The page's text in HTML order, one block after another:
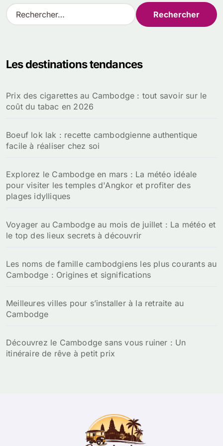
R
e
r
e
r
Les destinations tendances
Prix des cigarettes au Cambodge : tout savoir sur le
coût du tabac en 2026
Boeuf lok lak : recette cambodgienne authentique
facile à réaliser chez soi
Explorez le Cambodge en mars : La météo idéale
pour visiter les temples d'Angkor et profiter des
plages idylliques
Voyager au Cambodge au mois de juillet : La météo et
le top des lieux secrets à découvrir
Les noms de famille cambodgiens les plus courants au
Cambodge : Origines et significations
Meilleures villes pour s’installer à la retraite au
Cambodge
Découvrez le Cambodge sans vous ruiner : Un
itinéraire de rêve à petit prix